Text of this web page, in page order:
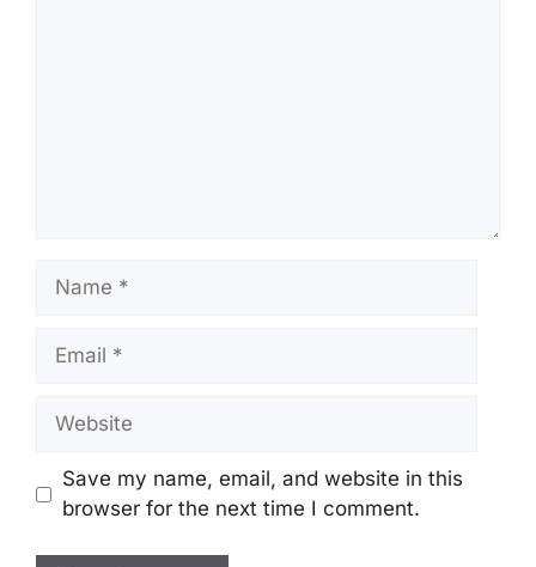
Name
Email
Website
Save my name, email, and website in this
browser for the next time I comment.